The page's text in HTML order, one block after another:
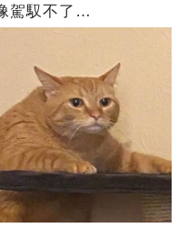
駕馭不了…